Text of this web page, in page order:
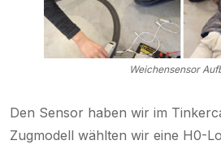
Weichensensor
Den Sensor haben wir im
Zugmodell wählten wir eine H0-